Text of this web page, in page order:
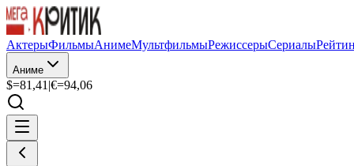
АктерыФильмыАнимеМультфильмыРежиссерыСериалы
Аниме
$=81,41 |€=94,06